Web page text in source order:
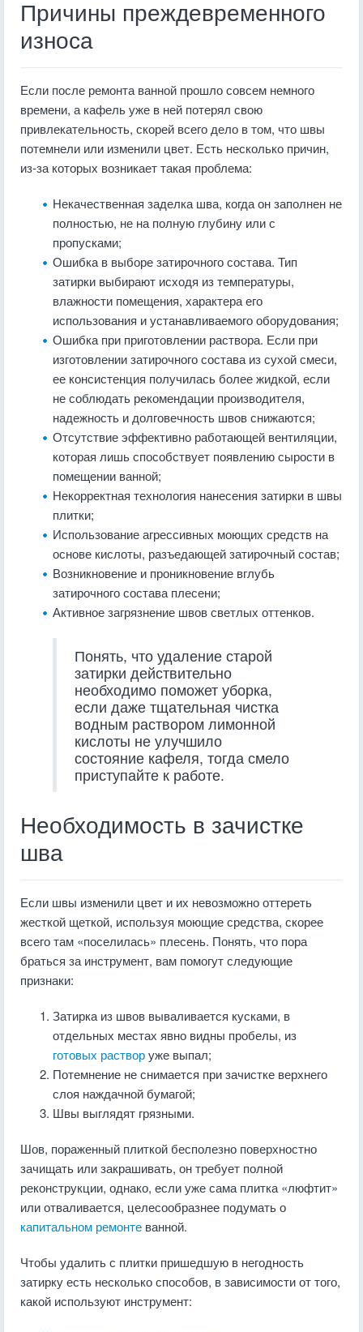
Причины преждевременного
износа
Если после ремонта ванной прошло совсем немного
времени, а кафель уже в ней потерял свою
привлекательность, скорей всего дело в том, что швы
потемнели или изменили цвет. Есть несколько причин,
из-за которых возникает такая проблема:
Некачественная заделка шва, когда он заполнен не
полностью, не на полную глубину или с
пропусками;
Ошибка в выборе затирочного состава. Тип
затирки выбирают исходя из температуры,
влажности помещения, характера его
использования и устанавливаемого оборудования;
Ошибка при приготовлении раствора. Если при
изготовлении затирочного состава из сухой смеси,
ее консистенция получилась более жидкой, если
не соблюдать рекомендации производителя,
надежность и долговечность швов снижаются;
Отсутствие эффективно работающей вентиляции,
которая лишь способствует появлению сырости в
помещении ванной;
Некорректная технология нанесения затирки в швы
плитки;
Использование агрессивных моющих средств на
основе кислоты, разъедающей затирочный состав;
Возникновение и проникновение вглубь
затирочного состава плесени;
Активное загрязнение швов светлых оттенков.
Понять, что удаление старой
затирки действительно
необходимо поможет уборка,
если даже тщательная чистка
водным раствором лимонной
кислоты не улучшило
состояние кафеля, тогда смело
приступайте к работе.
Необходимость в зачистке
шва
Если швы изменили цвет и их невозможно оттереть
жесткой щеткой, используя моющие средства, скорее
всего там «поселилась» плесень. Понять, что пора
браться за инструмент, вам помогут следующие
признаки:
Затирка из швов вываливается кусками, в
отдельных местах явно видны пробелы, из
готовых растворуже выпал;
Потемнение не снимается при зачистке верхнего
слоя наждачной бумагой;
Швы выглядят грязными.
Шов, пораженный плиткой бесполезно поверхностно
зачищать или закрашивать, он требует полной
реконструкции, однако, если уже сама плитка «люфтит»
или отваливается, целесообразнее подумать о
капитальном ремонте ванной.
Чтобы удалить с плитки пришедшую в негодность
затирку есть несколько способов, в зависимости от того,
какой используют инструмент: